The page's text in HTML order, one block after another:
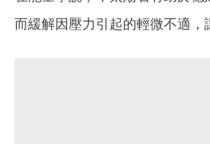
而緩解因壓力引起的輕微不適，